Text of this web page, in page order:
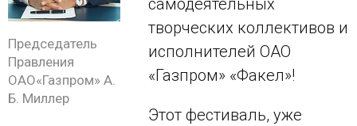
Председатель
Правления
ОАО«Газпром» А.
Б. Миллер
самодеятельных
творческих коллективов и
исполнителей ОАО
«Газпром» «Факел»!
Этот фестиваль, уже